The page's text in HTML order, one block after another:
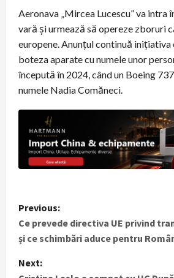
Aeronava „Mircea Lucescu” va intra
vară și urmează să opereze zboruri
europene. Anunțul continuă inițiativa
boteza aparate cu numele unor
începută în 2024, când un Boeing
numele Nadia Comăneci.
P
o
s
Previous:
Ce prevede directiva UE privind
și ce schimbări aduce pentru
Next: